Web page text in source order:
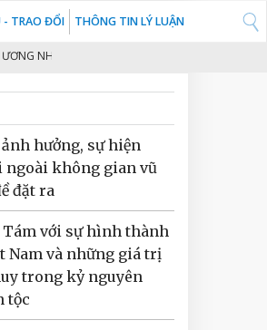
- TRAO ĐỔI THÔNG TIN LÝ LUẬN
KỲ 2026 - 2031
hưởng, sự hiện
ngoài không gian vũ
đặt ra
Tám với sự hình thành
Nam và những giá trị
trong kỷ nguyên
tộc